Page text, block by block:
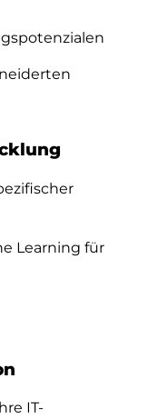
Learning für
IT-